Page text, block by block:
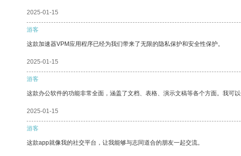
2025-01-15
游客
这款加速器VPM应用程序已经为我们带来了无限的隐私保护和安全性保护。
2025-01-15
游客
这款办公软件的功能非常全面，涵盖了文档、表格、演示文稿等各个方面。我可
2025-01-15
游客
这款app就像我的社交平台，让我能够与志同道合的朋友一起交流。